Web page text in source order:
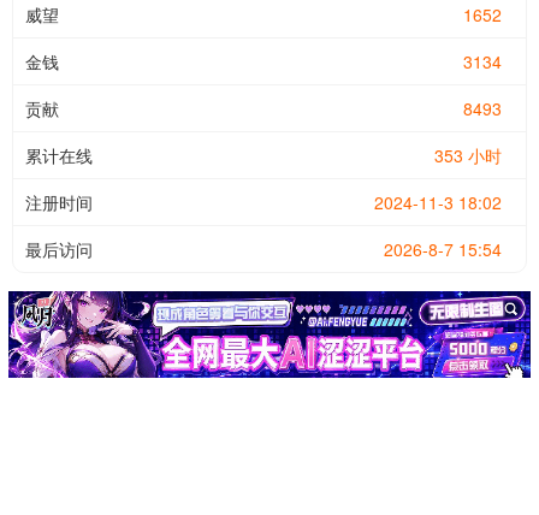
1652
威望
3134
金钱
8493
贡献
353 小时
累计在线
2024-11-3 18:02
注册时间
2026-8-7 15:54
最后访问